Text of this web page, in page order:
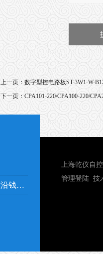
上一页： 数字型控电路板ST-3W1-W-
下一页： CPA101-220/CPA100-220/
地址：上海市奉贤区青村镇沿钱公路351号
上海乾仪自
管理登陆 技